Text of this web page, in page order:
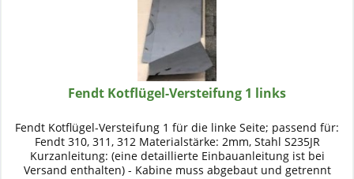
Fendt Kotflügel-Versteifung 1 links
Fendt Kotflügel-Versteifung 1 für die linke Seite; passend für:
Fendt 310, 311, 312 Materialstärke: 2mm, Stahl S235JR
Kurzanleitung: (eine detaillierte Einbauanleitung ist bei
Versand enthalten) - Kabine muss abgebaut und getrennt